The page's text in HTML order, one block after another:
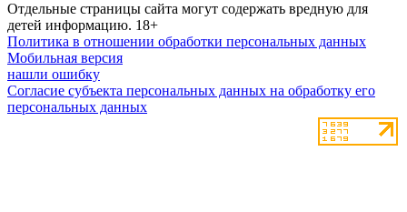
Отдельные страницы сайта могут содержать вредную для
детей информацию. 18+
Политика в отношении обработки персональных данных
Мобильная версия
нашли ошибку
Согласие субъекта персональных данных на обработку его
персональных данных